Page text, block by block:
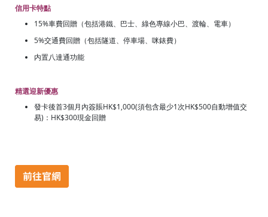
信用卡特點
15%車費回贈（包括港鐵、巴士、綠色專線小巴、渡輪、電車）
5%交通費回贈（包括隧道、停車場、 咪錶費）
内置八達通功能
精選迎新優惠
發卡後首3個月內簽賬HK$1,000(須包含最少1次HK$500自動增值交
易)：HK$300現金回贈